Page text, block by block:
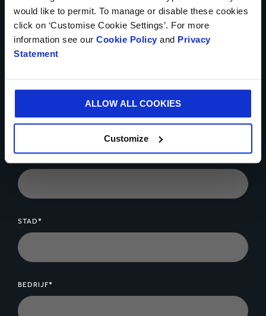
would like to permit. To manage or disable these cookies
click on ‘Customise Cookie Settings’. For more
information see our Cookie Policy and Privacy
Statement
ALLOW ALL COOKIES
Customize
LAND*
STAD*
BEDRIJF*